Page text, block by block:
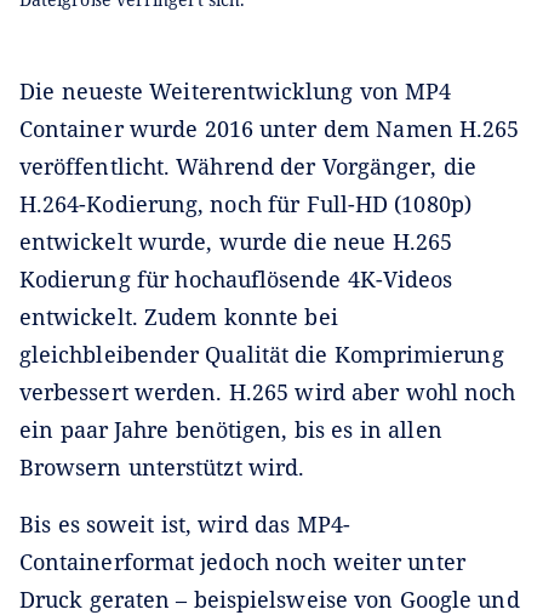
Die neueste Weiterentwicklung von MP4
Container wurde 2016 unter dem Namen H.265
veröffentlicht. Während der Vorgänger, die
H.264-Kodierung, noch für Full-HD (1080p)
entwickelt wurde, wurde die neue H.265
Kodierung für hochauflösende 4K-Videos
entwickelt. Zudem konnte bei
gleichbleibender Qualität die Komprimierung
verbessert werden. H.265 wird aber wohl noch
ein paar Jahre benötigen, bis es in allen
Browsern unterstützt wird.
Bis es soweit ist, wird das MP4-
Containerformat jedoch noch weiter unter
Druck geraten – beispielsweise von Google und